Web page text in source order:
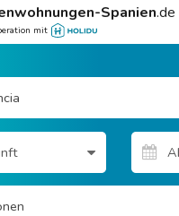
Spanien.de
mit